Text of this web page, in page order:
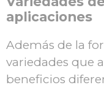
aplicaciones
Además de la
variedades que
beneficios